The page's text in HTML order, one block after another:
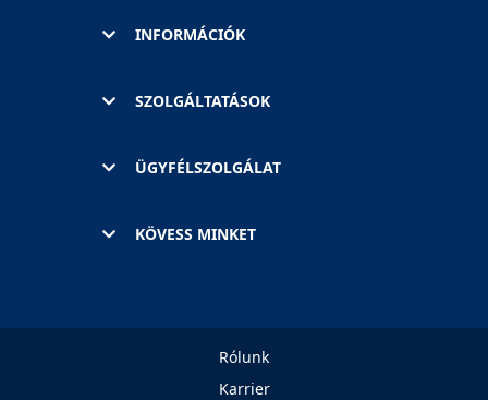
INFORMÁCIÓK
SZOLGÁLTATÁSOK
ÜGYFÉLSZOLGÁLAT
KÖVESS MINKET
Rólunk
Karrier